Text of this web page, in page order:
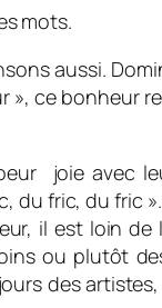
mots.
aussi.
», ce
joie avec
du fric, du fric
il est loin
ou plutôt
des